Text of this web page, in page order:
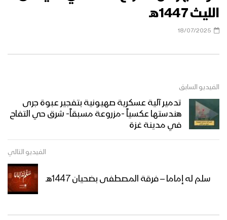
الليث 1447هـ
18/07/2025
الفيديو السابق
تدمير آلية عسكرية صهيونية بتفجير عبوة جرى
هندستها عكسياً -مزروعة مسبقاً- شرق حي التفاح
في مدينة غزة
الفيديو التالي
سلم له إماما – فرقة المصطفى بضحيان 1447هـ